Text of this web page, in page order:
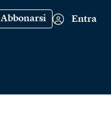
Abbonarsi Entra